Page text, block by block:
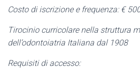
Costo di iscrizione e frequenza: €
Tirocinio curricolare nella struttura
dell’odontoiatria Italiana dal 1908
Requisiti di accesso: